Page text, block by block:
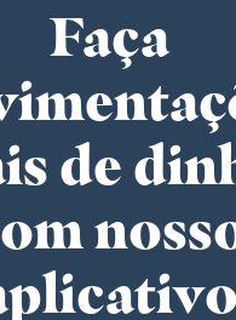
Faça
de